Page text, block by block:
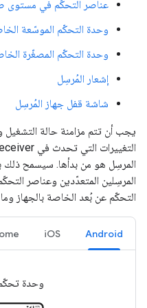
عناصر التحكّم في مستوى
وحدة التحكّم الموسّعة
وحدة التحكّم المصغّرة
إشعار المُرسِل
شاشة قفل جهاز المُرسِل
يجب أن تتم مزامنة حالة
المرسِل هو من بدأها. سيسمح ذلك
المرسِلين المتعدّدين وعناصر
التحكّم عن بُعد الخاصة بالجهاز
Android
iOS
وحدة